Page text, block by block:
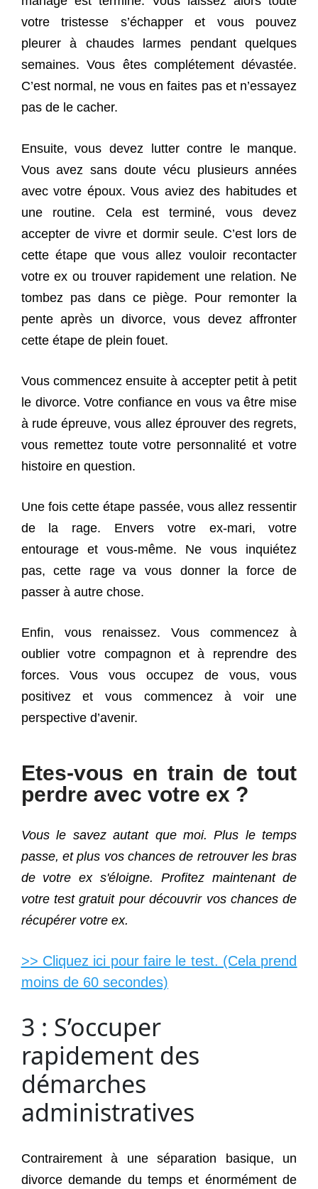
votre tristesse s’échapper et vous pouvez
pleurer à chaudes larmes pendant quelques
semaines. Vous êtes complétement dévastée.
C’est normal, ne vous en faites pas et n’essayez
pas de le cacher.
Ensuite, vous devez lutter contre le manque.
Vous avez sans doute vécu plusieurs années
avec votre époux. Vous aviez des habitudes et
une routine. Cela est terminé, vous devez
accepter de vivre et dormir seule. C’est lors de
cette étape que vous allez vouloir recontacter
votre ex ou trouver rapidement une relation. Ne
tombez pas dans ce piège. Pour remonter la
pente après un divorce, vous devez affronter
cette étape de plein fouet.
Vous commencez ensuite à accepter petit à petit
le divorce. Votre confiance en vous va être mise
à rude épreuve, vous allez éprouver des regrets,
vous remettez toute votre personnalité et votre
histoire en question.
Une fois cette étape passée, vous allez ressentir
de la rage. Envers votre ex-mari, votre
entourage et vous-même. Ne vous inquiétez
pas, cette rage va vous donner la force de
passer à autre chose.
Enfin, vous renaissez. Vous commencez à
oublier votre compagnon et à reprendre des
forces. Vous vous occupez de vous, vous
positivez et vous commencez à voir une
perspective d’avenir.
Etes-vous en train de tout
perdre avec votre ex ?
Vous le savez autant que moi. Plus le temps
passe, et plus vos chances de retrouver les bras
de votre ex s'éloigne. Profitez maintenant de
votre test gratuit pour découvrir vos chances de
récupérer votre ex.
>> Cliquez ici pour faire le test. (Cela prend
moins de 60 secondes)
3 : S’occuper
rapidement des
démarches
administratives
Contrairement à une séparation basique, un
divorce demande du temps et énormément de